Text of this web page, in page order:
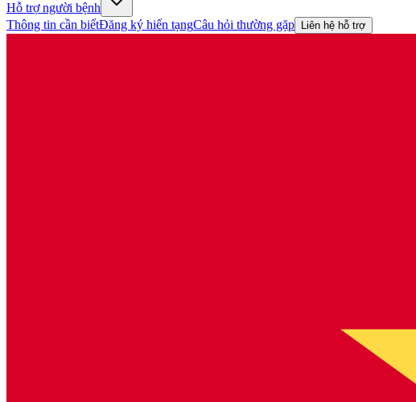
Hỗ trợ người bệnh
Thông tin cần biếtĐăng ký hiến tạngCâu hỏi thường gặp Liên hệ hỗ trợ